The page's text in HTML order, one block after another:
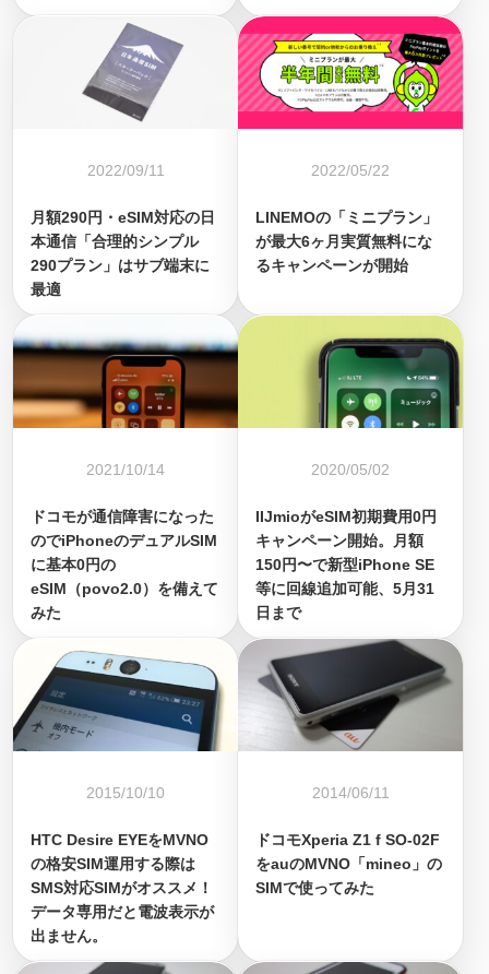
2022/09/11
月額290円・eSIM対応の日
本通信「合理的シンプル
290プラン」はサブ端末に
最適
2022/05/22
LINEMOの「ミニプラン」
が最大6ヶ月実質無料にな
るキャンペーンが開始
2021/10/14
ドコモが通信障害になった
のでiPhoneのデュアルSIM
に基本0円の
eSIM（povo2.0）を備えて
みた
2020/05/02
IIJmioがeSIM初期費用0円
キャンペーン開始。月額
150円〜で新型iPhone SE
等に回線追加可能、5月31
日まで
2015/10/10
HTC Desire EYEをMVNO
の格安SIM運用する際は
SMS対応SIMがオススメ！
データ専用だと電波表示が
出ません。
2014/06/11
ドコモXperia Z1 f SO-02F
をauのMVNO「mineo」の
SIMで使ってみた